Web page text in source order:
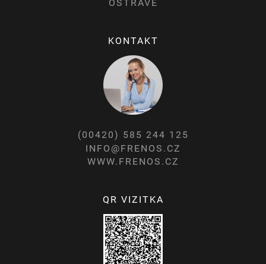
OSTRAVĚ
KONTAKT
(00420) 585 244 125
INFO@FRENOS.CZ
WWW.FRENOS.CZ
QR VIZITKA